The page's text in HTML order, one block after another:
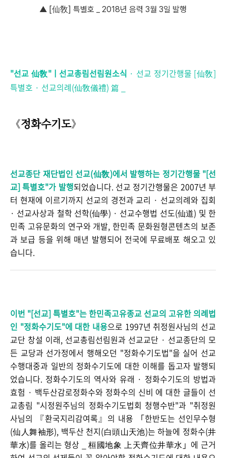
▲ [仙敎] 특별호 _ 2018년 음력 3월 3일 발행
"선교 仙敎"ㅣ선교총림선림원소식 · 선교 정기간행물 [仙敎]
특별호 · 선교의례(仙敎儀禮) 篇 _
《정화수기도》
선교종단 재단법인 선교(仙敎)에서 발행하는 정기간행물 "[선
교] 특별호"가 발행되었습니다. 선교 정기간행물은 2007년 부
터 현재에 이르기까지 선교의 경전과 교리 · 선교의례와 집회
· 선교사상과 철학 선학(仙學) · 선교수행법 선도(仙道) 및 한
민족 고유문화의 연구와 개발, 한민족 문화원형콘텐츠의 보존
과 보급 등을 위해 매년 발행되어 전국에 무료배포 해오고 있
습니다.
이번 "[선교] 특별호"는 한민족고유종교 선교의 고유한 의례법
인 "정화수기도"에 대한 내용으로 1997년 취정원사님의 선교
교단 창설 이래, 선교총림선림원과 선교교단 · 선교종단의 모
든 교당과 선가정에서 행해오던 "정화수기도법"을 실어 선교
수행대중과 일반의 정화수기도에 대한 이해를 돕고자 발행되
었습니다. 정화수기도의 역사와 유래 · 정화수기도의 방법과
효험 · 백두산감로정화수와 정화수의 신비 에 대한 글들이 선
교총림 "시정원주님의 정화수기도법회 청행수반"과 "취정원
사님의 『환국지리감여록』의 내용 「한반도는 선인무수형
(仙人舞袖形), 백두산 천지(白頭山天池)는 하늘에 정화수(井
華水)를 올리는 형상 _ 桓國地象 上天齊位井華水」에 근거